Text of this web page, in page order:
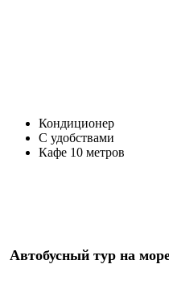
Кондиционер
С удобствами
Кафе 10 метров
Автобусный тур на